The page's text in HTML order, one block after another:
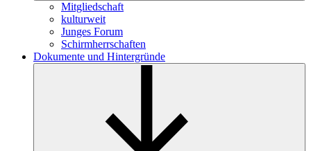
Mitgliedschaft
kulturweit
Junges Forum
Schirmherrschaften
Dokumente und Hintergründe